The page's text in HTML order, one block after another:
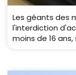
Les géants des
l'interdiction
moins de 16